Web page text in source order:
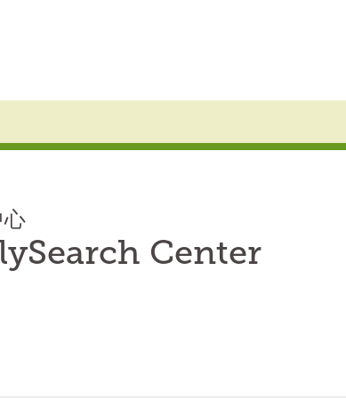
Center